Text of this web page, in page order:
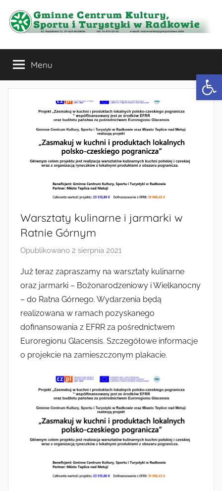
treści
Gminne
Centrum
Kultury,
Sportu
Turystyki
Radkowie
Menu
Warsztaty kulinarne i jarmarki w
Ratnie Górnym
Opublikowano 2 sierpnia 2021
z
e
z
a
d
m
i
Już teraz zapraszamy na warsztaty kulinarne
oraz jarmarki – Bożonarodzeniowy i Wielkanocny
– do Ratna Górnego. Wydarzenia będą
realizowana w ramach pozyskanego
dofinansowania z EFRR za pośrednictwem
Euroregionu Glacensis. Szczegółowe informacje
o projekcie na zamieszczonym plakacie.